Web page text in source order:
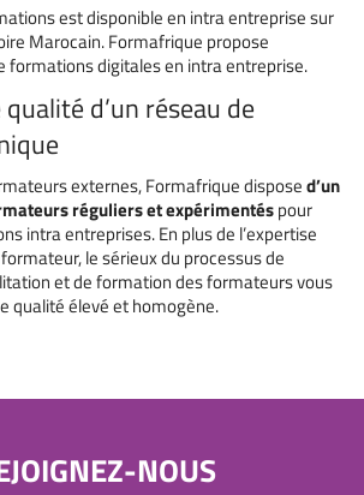
est disponible en intra entreprise sur
Marocain. Formafrique propose
formations digitales en intra entreprise.
d’un réseau de
externes, Formafrique disposed’un
réguliers et expérimentéspour
intra entreprises. En plus de l’expertise
le sérieux du processus de
et de formation des formateurs vous
qualité élevé et homogène.
NOUS